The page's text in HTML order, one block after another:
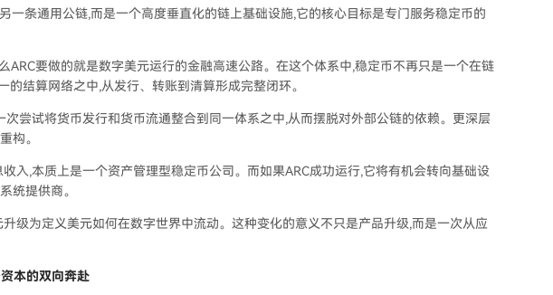
一条通用公链,而是一个高度垂直化的链上基础设施,它的核心目标是专门服务稳定币的
ARC要做的就是数字美元运行的金融高速公路。在这个体系中,稳定币不再只是一个在链
的结算网络之中,从发行、转账到清算形成完整闭环。
尝试将货币发行和货币流通整合到同一体系之中,从而摆脱对外部公链的依赖。更深层
构。
入,本质上是一个资产管理型稳定币公司。而如果ARC成功运行,它将有机会转向基础设
统提供商。
级为定义美元如何在数字世界中流动。这种变化的意义不只是产品升级,而是一次从应
本的双向奔赴